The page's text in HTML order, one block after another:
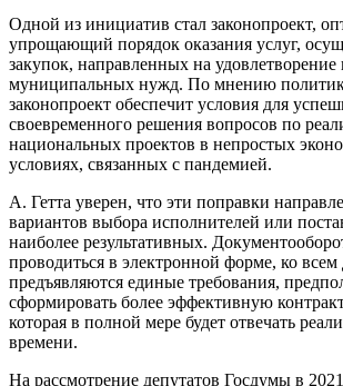
Одной из инициатив стал законопроект,
упрощающий порядок оказания услуг,
закупок, направленных на удовлетворение
муниципальных нужд. По мнению
законопроект обеспечит условия для
своевременного решения вопросов по
национальных проектов в непростых
условиях, связанных с пандемией.
А. Гетта уверен, что эти поправки
вариантов выбора исполнителей или
наиболее результативных.
проводиться в электронной форме, ко
предъявляются единые требования,
сформировать более эффективную
которая в полной мере будет отвечать
времени.
На рассмотрение депутатов Госдумы в